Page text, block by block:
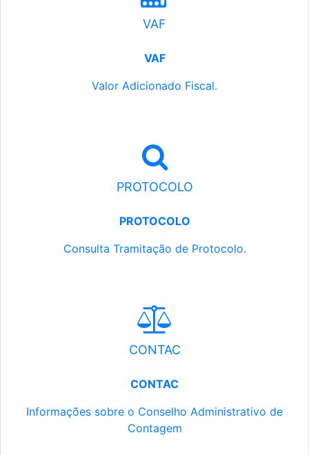
VAF
VAF
Valor Adicionado Fiscal.
PROTOCOLO
PROTOCOLO
Consulta Tramitação de Protocolo.
CONTAC
CONTAC
Informações sobre o Conselho Administrativo de
Contagem